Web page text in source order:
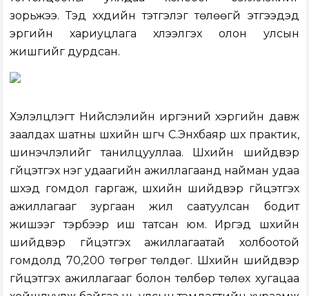
зорьжээ. Тэд хүүхдийн тэтгэлэг төлөөгүй этгээдэд
эрүүгийн хариуцлага хүлээлгэх олон улсын
жишгийг дурдсан.
Хэлэлцүүлэгт Нийслэлийн иргэний хэргийн давж
заалдах шатны шүүхийн шүүгч С.Энхбаяр шүүх практик,
шинэчлэлийг танилцууллаа. Шүүхийн шийдвэр
гүйцэтгэх нэг удаагийн ажиллагаанд найман удаа
шүүхэд гомдол гаргаж, шүүхийн шийдвэр гүйцэтгэх
ажиллагааг зургаан жил саатуулсан бодит
жишээг тэрбээр иш татсан юм. Иргэд шүүхийн
шийдвэр гүйцэтгэх ажиллагаатай холбоотой
гомдолд 70,200 төгрөг төлдөг. Шүүхийн шийдвэр
гүйцэтгэх ажиллагааг болон төлбөр төлөх хугацаа